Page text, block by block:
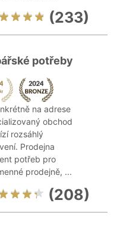
(233)
potřeby
na adrese
obchod
rozsáhlý
Prodejna
potřeb pro
prodejně, ...
(208)